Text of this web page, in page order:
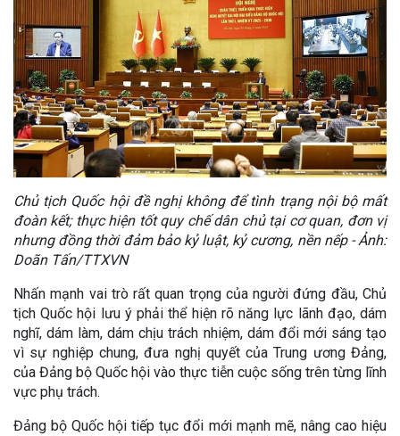
Chủ tịch Quốc hội đề nghị không để tình trạng nội bộ mất
đoàn kết; thực hiện tốt quy chế dân chủ tại cơ quan, đơn vị
nhưng đồng thời đảm bảo kỷ luật, kỷ cương, nền nếp - Ảnh:
Doãn Tấn/TTXVN
Nhấn mạnh vai trò rất quan trọng của người đứng đầu, Chủ
tịch Quốc hội lưu ý phải thể hiện rõ năng lực lãnh đạo, dám
nghĩ, dám làm, dám chịu trách nhiệm, dám đổi mới sáng tạo
vì sự nghiệp chung, đưa nghị quyết của Trung ương Đảng,
của Đảng bộ Quốc hội vào thực tiễn cuộc sống trên từng lĩnh
vực phụ trách.
Đảng bộ Quốc hội tiếp tục đổi mới mạnh mẽ, nâng cao hiệu